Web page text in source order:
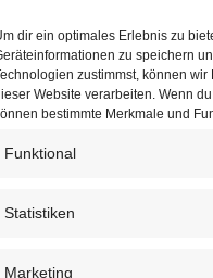
dir ein optimales Erlebnis zu
zu speichern
zustimmst, können
Website verarbeiten. Wenn
bestimmte Merkmale und
Funktional
Statistiken
Marketing
Höffner Run
Schnuppertag
Terminkalender